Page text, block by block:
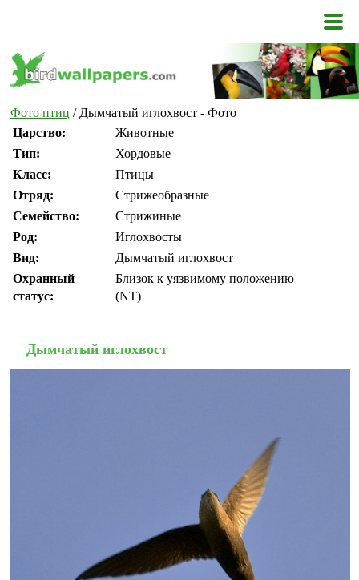
Фото птиц / Дымчатый иглохвост - Фото
Царство:
Животные
Тип:
Хордовые
Класс:
Птицы
Отряд:
Стрижеобразные
Семейство:
Стрижиные
Род:
Иглохвосты
Вид:
Дымчатый иглохвост
Охранный
статус:
Близок к уязвимому положению
(NT)
Дымчатый иглохвост